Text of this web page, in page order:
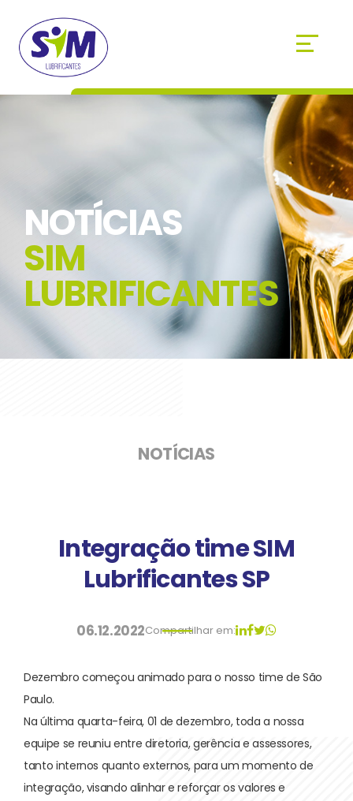
NOTÍCIAS
SIM
LUBRIFICANTES
NOTÍCIAS
Integração time SIM
Lubrificantes SP
06.12.2022Compartilhar em:
Dezembro começou animado para o nosso time de São
Paulo.
Na última quarta-feira, 01 de dezembro, toda a nossa
equipe se reuniu entre diretoria, gerência e assessores,
tanto internos quanto externos, para um momento de
integração, visando alinhar e reforçar os valores e